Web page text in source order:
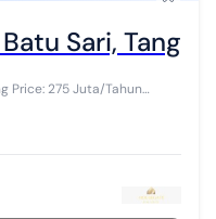
Sari,